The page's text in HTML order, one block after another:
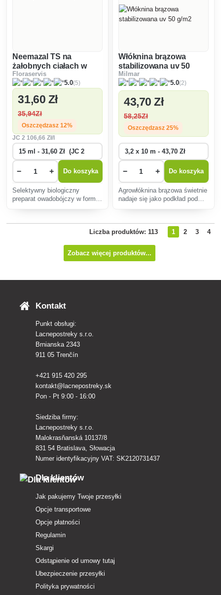
Neemazal TS na
żałobnych ciałach w
podłożu
Floraservis
5.0(5)
31,60 Zł
35,94Zł
Oszczędzasz 12%
JC2 106,66 Zł/l
− + Do koszyka
Selektywny biologiczny
preparat owadobójczy w formie
szczególności zgnilizny w
Włóknina brązowa
stabilizowana uv 50
g/m2
Milmar
5.0(2)
43,70 Zł
58,25Zł
Oszczędzasz 25%
− + Do koszyka
Agrowłóknina brązowa świetnie
nadaje się jako podkład pod
parowaniu z gleby.Gramatura
50g/m2.
Liczba produktów: 113 1 2 3 4
Zobacz więcej produktów...
Kontakt
Punkt obsługi:
Lacnepostreky s.r.o.
Brnianska 2343
911 05 Trenčín
+421 915 420 295
kontakt@lacnepostreky.sk
Pon - Pt 9:00 - 16:00
Siedziba firmy:
Lacnepostreky s.r.o.
Malokrasňanská 10137/8
831 54 Bratislava, Słowacja
Numer identyfikacyjny VAT: SK2120731437
Dla klientów
Jak pakujemy Twoje przesyłki
Opcje transportowe
Opcje płatności
Regulamin
Skargi
Odstąpienie od umowy tutaj
Ubezpieczenie przesyłki
Polityka prywatności